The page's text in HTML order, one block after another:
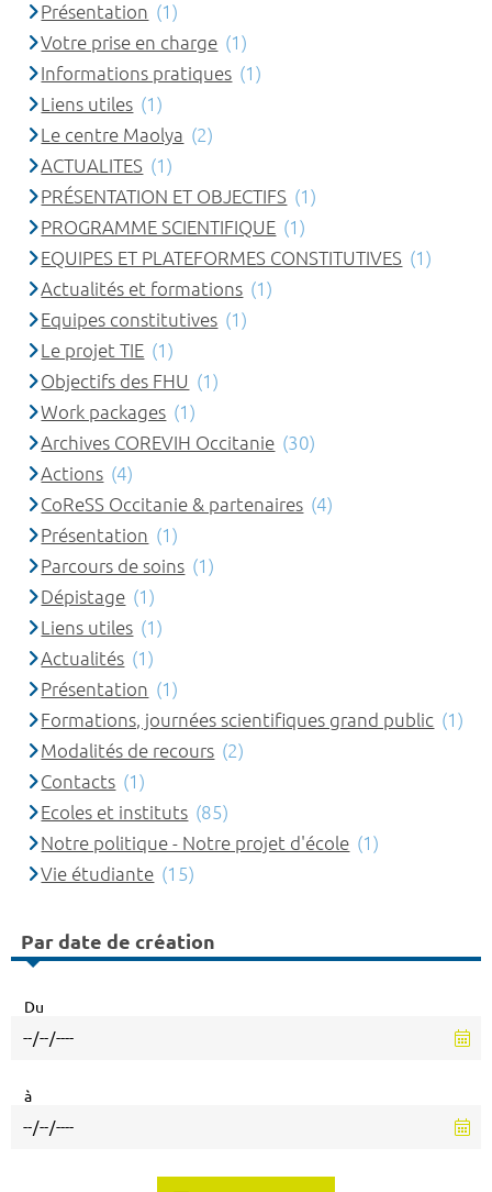
Présentation (1)
Votre prise en charge (1)
Informations pratiques (1)
Liens utiles (1)
Le centre Maolya (2)
ACTUALITES (1)
PRÉSENTATION ET OBJECTIFS (1)
PROGRAMME SCIENTIFIQUE (1)
EQUIPES ET PLATEFORMES CONSTITUTIVES (1)
Actualités et formations (1)
Equipes constitutives (1)
Le projet TIE (1)
Objectifs des FHU (1)
Work packages (1)
Archives COREVIH Occitanie (30)
Actions (4)
CoReSS Occitanie & partenaires (4)
Présentation (1)
Parcours de soins (1)
Dépistage (1)
Liens utiles (1)
Actualités (1)
Présentation (1)
Formations, journées scientifiques grand public (1)
Modalités de recours (2)
Contacts (1)
Ecoles et instituts (85)
Notre politique - Notre projet d'école (1)
Vie étudiante (15)
Par date de création
Du
à